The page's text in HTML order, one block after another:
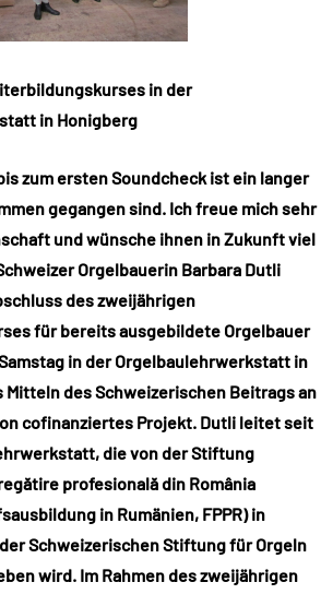
in der
in Honigberg
zum ersten Soundcheck ist ein langer
gegangen sind. Ich freue mich sehr
und wünsche ihnen in Zukunft viel
Orgelbauerin Barbara Dutli
des zweijährigen
für bereits ausgebildete Orgelbauer
in der Orgelbaulehrwerkstatt in
Mitteln des Schweizerischen Beitrags an
cofinanziertes Projekt. Dutli leitet seit
die von der Stiftung
profesională din România
in Rumänien, FPPR) in
Schweizerischen Stiftung für Orgeln
wird. Im Rahmen des zweijährigen